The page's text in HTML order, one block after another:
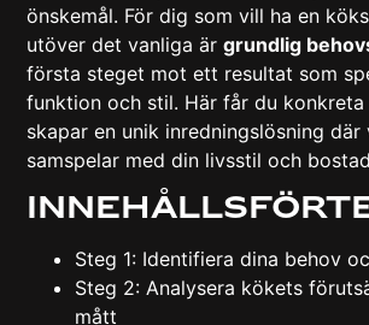
önskemål. För dig som vill ha en
utöver det vanliga ärgrundlig
första steget mot ett resultat som
funktion och stil. Här får du
skapar en unik inredningslösning där
samspelar med din livsstil och
Steg 1: Identifiera dina behov
Steg 2: Analysera kökets
mått